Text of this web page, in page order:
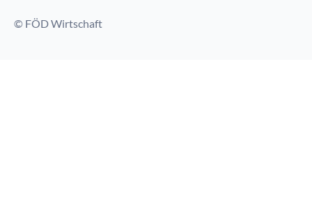
© FÖD Wirtschaft